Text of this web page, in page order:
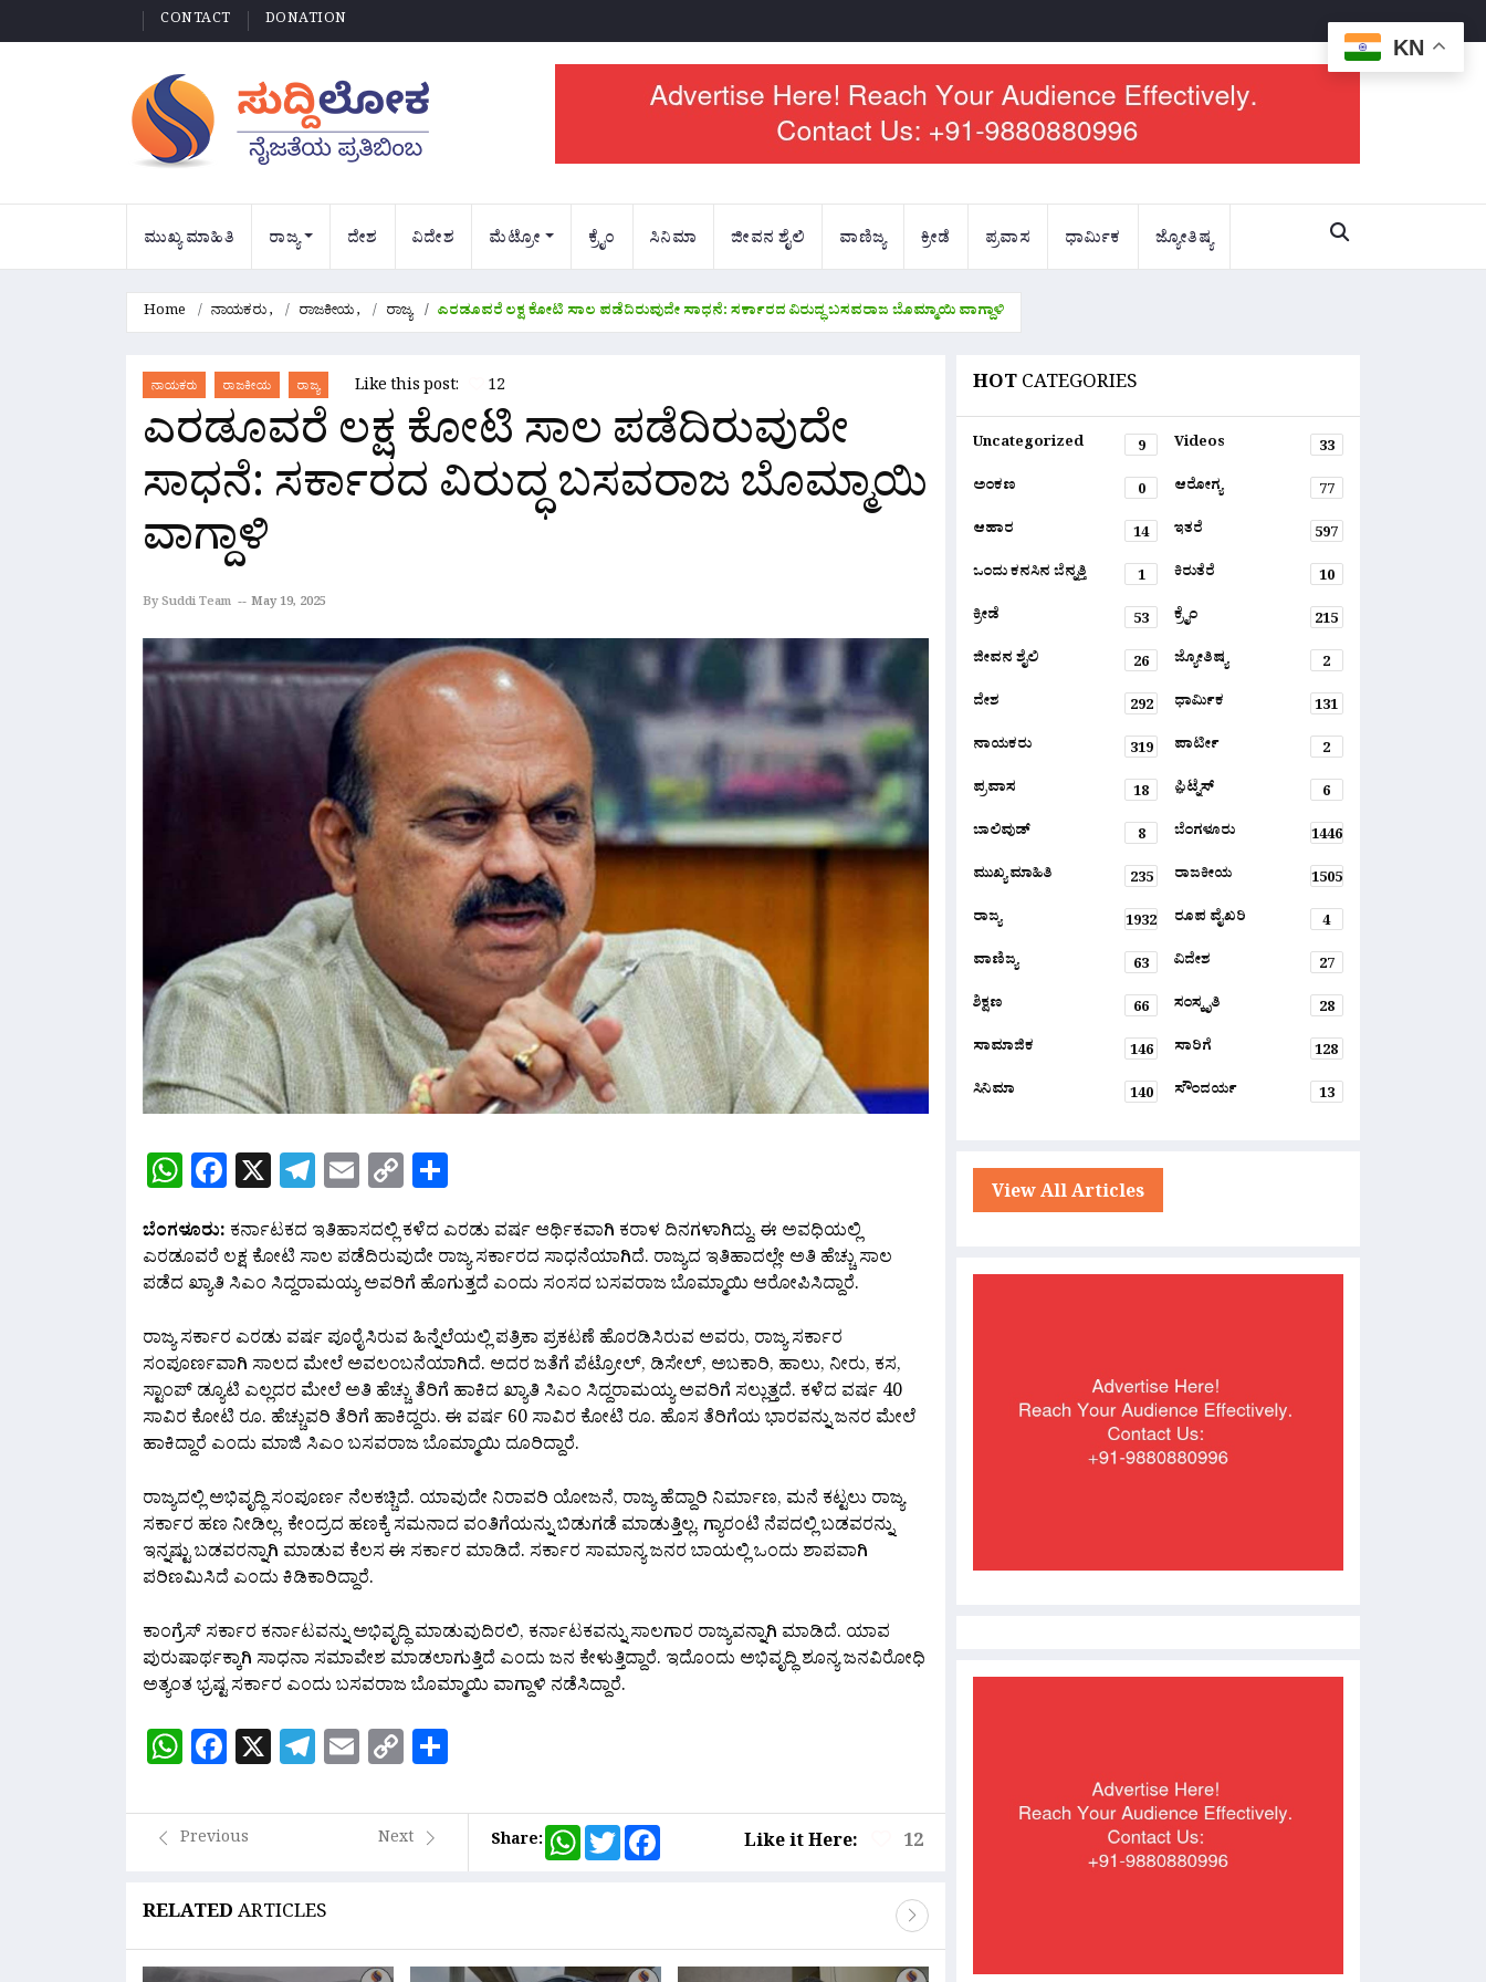
CONTACT DONATION
ಮುಖ್ಯ ಮಾಹಿತಿ ರಾಜ್ಯ ದೇಶ ವಿದೇಶ ಮೆಟ್ರೋ ಕ್ರೈಂ ಸಿನಿಮಾ ಜೀವನ ಶೈಲಿ ವಾಣಿಜ್ಯ ಕ್ರೀಡೆ ಪ್ರವಾಸ ಧಾರ್ಮಿಕ ಜ್ಯೋತಿಷ್ಯ
Home ನಾಯಕರು, ರಾಜಕೀಯ, ರಾಜ್ಯ ಎರಡೂವರೆ ಲಕ್ಷ ಕೋಟಿ ಸಾಲ ಪಡೆದಿರುವುದೇ ಸಾಧನೆ: ಸರ್ಕಾರದ ವಿರುದ್ಧ ಬಸವರಾಜ ಬೊಮ್ಮಾಯಿ ವಾಗ್ದಾಳಿ
ನಾಯಕರು ರಾಜಕೀಯ ರಾಜ್ಯ Like this post: 12
ಎರಡೂವರೆ ಲಕ್ಷ ಕೋಟಿ ಸಾಲ ಪಡೆದಿರುವುದೇ
ಸಾಧನೆ: ಸರ್ಕಾರದ ವಿರುದ್ಧ ಬಸವರಾಜ ಬೊಮ್ಮಾಯಿ
ವಾಗ್ದಾಳಿ
By Suddi Team May 19, 2025
WhatsApp
Facebook
X Telegram
Email
Copy
Link
ಬೆಂಗಳೂರು: ಕರ್ನಾಟಕದ ಇತಿಹಾಸದಲ್ಲಿ ಕಳೆದ ಎರಡು ವರ್ಷ ಆರ್ಥಿಕವಾಗಿ ಕರಾಳ ದಿನಗಳಾಗಿದ್ದು, ಈ ಅವಧಿಯಲ್ಲಿ
ಎರಡೂವರೆ ಲಕ್ಷ ಕೋಟಿ ಸಾಲ ಪಡೆದಿರುವುದೇ ರಾಜ್ಯ ಸರ್ಕಾರದ ಸಾಧನೆಯಾಗಿದೆ. ರಾಜ್ಯದ ಇತಿಹಾದಲ್ಲೇ ಅತಿ ಹೆಚ್ಚು ಸಾಲ
ಪಡೆದ ಖ್ಯಾತಿ ಸಿಎಂ ಸಿದ್ದರಾಮಯ್ಯ ಅವರಿಗೆ ಹೊಗುತ್ತದೆ ಎಂದು ಸಂಸದ ಬಸವರಾಜ ಬೊಮ್ಮಾಯಿ ಆರೋಪಿಸಿದ್ದಾರೆ.
ರಾಜ್ಯ ಸರ್ಕಾರ ಎರಡು ವರ್ಷ ಪೂರೈಸಿರುವ ಹಿನ್ನೆಲೆಯಲ್ಲಿ ಪತ್ರಿಕಾ ಪ್ರಕಟಣೆ ಹೊರಡಿಸಿರುವ ಅವರು, ರಾಜ್ಯ ಸರ್ಕಾರ
ಸಂಪೂರ್ಣವಾಗಿ ಸಾಲದ ಮೇಲೆ ಅವಲಂಬನೆಯಾಗಿದೆ. ಅದರ ಜತೆಗೆ ಪೆಟ್ರೋಲ್, ಡಿಸೇಲ್, ಅಬಕಾರಿ, ಹಾಲು, ನೀರು, ಕಸ,
ಸ್ಟಾಂಪ್ ಡ್ಯೂಟಿ ಎಲ್ಲದರ ಮೇಲೆ ಅತಿ ಹೆಚ್ಚು ತೆರಿಗೆ ಹಾಕಿದ ಖ್ಯಾತಿ‌ ಸಿಎಂ ಸಿದ್ದರಾಮಯ್ಯ ಅವರಿಗೆ ಸಲ್ಲುತ್ತದೆ. ಕಳೆದ ವರ್ಷ 40
ಸಾವಿರ ಕೋಟಿ ರೂ. ಹೆಚ್ಚುವರಿ ತೆರಿಗೆ ಹಾಕಿದ್ದರು. ಈ ವರ್ಷ 60 ಸಾವಿರ ಕೋಟಿ ರೂ.‌ ಹೊಸ ತೆರಿಗೆಯ ಭಾರವನ್ನು ಜನರ ಮೇಲೆ
ಹಾಕಿದ್ದಾರೆ ಎಂದು ಮಾಜಿ ಸಿಎಂ ಬಸವರಾಜ ಬೊಮ್ಮಾಯಿ ದೂರಿದ್ದಾರೆ.
ರಾಜ್ಯದಲ್ಲಿ ಅಭಿವೃದ್ಧಿ ಸಂಪೂರ್ಣ ನೆಲಕಚ್ಚಿದೆ. ಯಾವುದೇ ನಿರಾವರಿ ಯೋಜನೆ‌, ರಾಜ್ಯ ಹೆದ್ದಾರಿ ನಿರ್ಮಾಣ, ಮನೆ ಕಟ್ಟಲು ರಾಜ್ಯ
ಸರ್ಕಾರ ಹಣ ನೀಡಿಲ್ಲ. ಕೇಂದ್ರದ ಹಣಕ್ಕೆ ಸಮನಾದ ವಂತಿಗೆಯನ್ನು ಬಿಡುಗಡೆ ಮಾಡುತ್ತಿಲ್ಲ. ಗ್ಯಾರಂಟಿ ನೆಪದಲ್ಲಿ ಬಡವರನ್ನು
ಇನ್ನಷ್ಟು ಬಡವರನ್ನಾಗಿ ಮಾಡುವ ಕೆಲಸ ಈ ಸರ್ಕಾರ ಮಾಡಿದೆ. ಸರ್ಕಾರ ಸಾಮಾನ್ಯ ಜನರ ಬಾಯಲ್ಲಿ ಒಂದು ಶಾಪವಾಗಿ
ಪರಿಣಮಿಸಿದೆ ಎಂದು ಕಿಡಿಕಾರಿದ್ದಾರೆ.
ಕಾಂಗ್ರೆಸ್ ಸರ್ಕಾರ ಕರ್ನಾಟವನ್ನು ಅಭಿವೃದ್ಧಿ ಮಾಡುವುದಿರಲಿ, ಕರ್ನಾಟಕವನ್ನು ಸಾಲಗಾರ ರಾಜ್ಯವನ್ನಾಗಿ ಮಾಡಿದೆ. ಯಾವ‌
ಪುರುಷಾರ್ಥಕ್ಕಾಗಿ ಸಾಧನಾ ಸಮಾವೇಶ ಮಾಡಲಾಗುತ್ತಿದೆ ಎಂದು ಜನ ಕೇಳುತ್ತಿದ್ದಾರೆ. ಇದೊಂದು ಅಭಿವೃದ್ಧಿ ಶೂನ್ಯ ಜನವಿರೋಧಿ
ಅತ್ಯಂತ ಭ್ರಷ್ಟ ಸರ್ಕಾರ ಎಂದು ಬಸವರಾಜ ಬೊಮ್ಮಾಯಿ ವಾಗ್ದಾಳಿ ನಡೆಸಿದ್ದಾರೆ.
WhatsApp
Facebook
X Telegram
Email
Copy
Link
Previous Next Share: WhatsApp
TwitterFacebook Like it Here: 12
RELATEDARTICLES
HOTCATEGORIES
Uncategorized 9 Videos
33
ಅಂಕಣ
0 ಆರೋಗ್ಯ
77
ಆಹಾರ
14 ಇತರೆ
597
ಒಂದು ಕನಸಿನ ಬೆನ್ನತ್ತಿ
1 ಕಿರುತೆರೆ
10
ಕ್ರೀಡೆ
53 ಕ್ರೈಂ
215
ಜೀವನ ಶೈಲಿ
26 ಜ್ಯೋತಿಷ್ಯ
2
ದೇಶ
292 ಧಾರ್ಮಿಕ
131
ನಾಯಕರು
319 ಪಾರ್ಟೀ
2
ಪ್ರವಾಸ
18 ಫ಼ಿಟ್ನೆಸ್
6
ಬಾಲಿವುಡ್
8 ಬೆಂಗಳೂರು
1446
ಮುಖ್ಯ ಮಾಹಿತಿ
235 ರಾಜಕೀಯ
1505
ರಾಜ್ಯ
1932 ರೂಪ ವೈಖರಿ
4
ವಾಣಿಜ್ಯ
63 ವಿದೇಶ
27
ಶಿಕ್ಷಣ
66 ಸಂಸ್ಕೃತಿ
28
ಸಾಮಾಜಿಕ
146 ಸಾರಿಗೆ
128
ಸಿನಿಮಾ
140 ಸೌಂದರ್ಯ 13
View All Articles
KN